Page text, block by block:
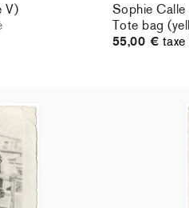
V)
Sophie
Tote bag
55,00 €
eus ! (signed
Sophie